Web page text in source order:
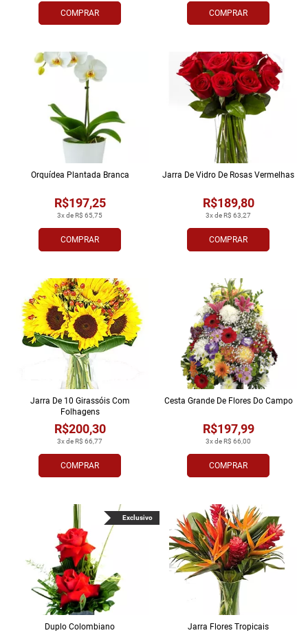
COMPRAR COMPRAR
COMPRAR
3x de R$ 65,75
R$197,25
Orquídea Plantada Branca
COMPRAR
3x de R$ 63,27
R$189,80
Jarra De Vidro De Rosas Vermelhas
COMPRAR
3x de R$ 66,77
R$200,30
Jarra De 10 Girassóis Com
Folhagens
COMPRAR
3x de R$ 66,00
R$197,99
Cesta Grande De Flores Do Campo
Duplo Colombiano
Exclusivo
Jarra Flores Tropi­cais